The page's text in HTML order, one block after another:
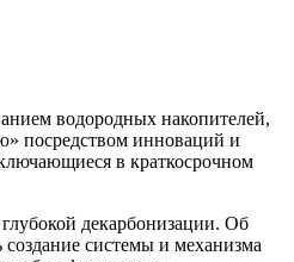
водородных накопителей,
посредством инноваций и
в краткосрочном
декарбонизации. Об
системы и механизма